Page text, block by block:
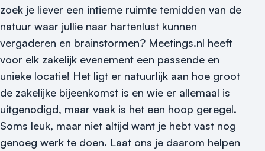
Vraag locatie aan
Locatiegids
Meld locatie aan
Nieuws
zoek je liever een intieme ruimte temidden van de
natuur waar jullie naar hartenlust kunnen
vergaderen en brainstormen? Meetings.nl heeft
voor elk zakelijk evenement een passende en
unieke locatie! Het ligt er natuurlijk aan hoe groot
de zakelijke bijeenkomst is en wie er allemaal is
uitgenodigd, maar vaak is het een hoop geregel.
Soms leuk, maar niet altijd want je hebt vast nog
genoeg werk te doen. Laat ons je daarom helpen